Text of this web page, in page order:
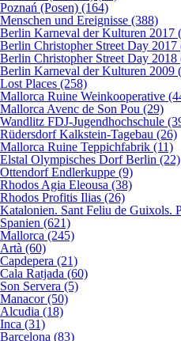
Poznań (Posen) (164)
Menschen und Ereignisse (388)
Berlin Karneval der Kulturen 2017
Berlin Christopher Street Day 2017
Berlin Christopher Street Day 2018
Berlin Karneval der Kulturen 2009
Lost Places (258)
Mallorca Ruine Weinkooperative
Mallorca Avenc de Son Pou (29)
Wandlitz FDJ-Jugendhochschule
Rüdersdorf Kalkstein-Tagebau (26)
Mallorca Ruine Teppichfabrik (11)
Elstal Olympisches Dorf Berlin (22)
Ottendorf Endlerkuppe (9)
Rhodos Agia Eleousa (38)
Rhodos Profitis Ilias (26)
Katalonien. Sant Feliu de Guixols.
Spanien (621)
Mallorca (245)
Artà (60)
Capdepera (21)
Cala Ratjada (60)
Son Servera (5)
Manacor (50)
Alcudia (18)
Inca (31)
Barcelona (83)